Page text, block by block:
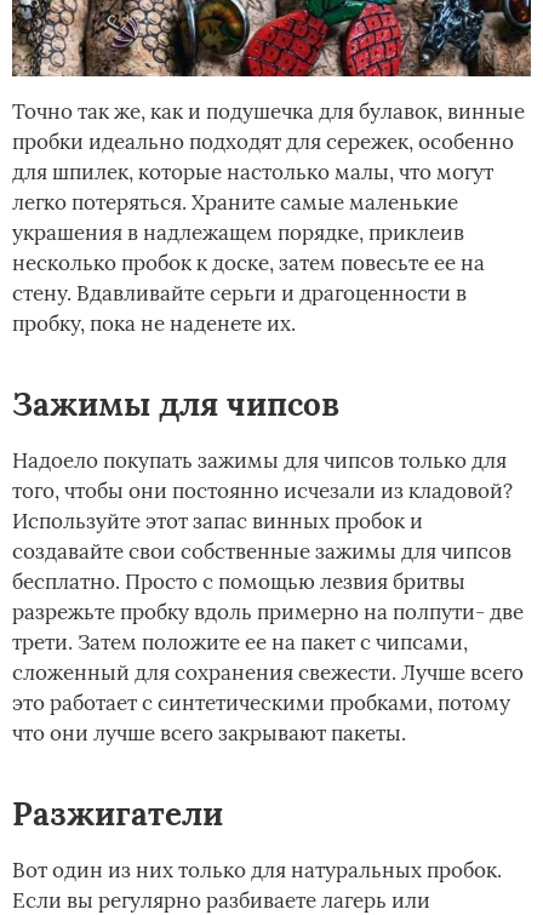
Точно так же, как и подушечка для булавок, винные
пробки идеально подходят для сережек, особенно
для шпилек, которые настолько малы, что могут
легко потеряться. Храните самые маленькие
украшения в надлежащем порядке, приклеив
несколько пробок к доске, затем повесьте ее на
стену. Вдавливайте серьги и драгоценности в
пробку, пока не наденете их.
Зажимы для чипсов
Надоело покупать зажимы для чипсов только для
того, чтобы они постоянно исчезали из кладовой?
Используйте этот запас винных пробок и
создавайте свои собственные зажимы для чипсов
бесплатно. Просто с помощью лезвия бритвы
разрежьте пробку вдоль примерно на полпути- две
трети. Затем положите ее на пакет с чипсами,
сложенный для сохранения свежести. Лучше всего
это работает с синтетическими пробками, потому
что они лучше всего закрывают пакеты.
Разжигатели
Вот один из них только для натуральных пробок.
Если вы регулярно разбиваете лагерь или